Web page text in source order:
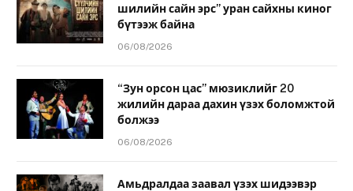
шилийн сайн эрс” уран сайхны киног
бүтээж байна
06/08/2026
“Зун орсон цас” мюзиклийг 20
жилийн дараа дахин үзэх боломжтой
болжээ
06/08/2026
Амьдралдаа заавал үзэх шидээвэр